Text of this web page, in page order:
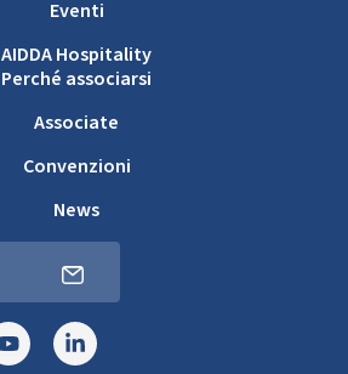
Eventi
AIDDA Hospitality
Perché associarsi
Associate
Convenzioni
News